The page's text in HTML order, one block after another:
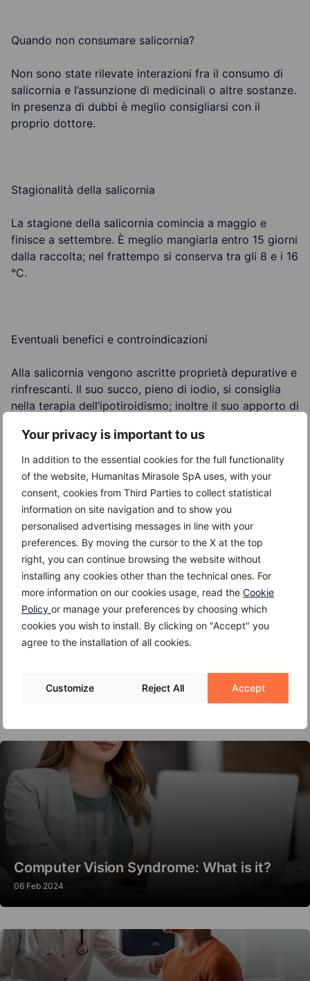
Your privacy is important to us
In addition to the essential cookies for the full functionality
of the website, Humanitas Mirasole SpA uses, with your
consent, cookies from Third Parties to collect statistical
information on site navigation and to show you
personalised advertising messages in line with your
preferences. By moving the cursor to the X at the top
right, you can continue browsing the website without
installing any cookies other than the technical ones. For
more information on our cookies usage, read the Cookie
Policy or manage your preferences by choosing which
cookies you wish to install. By clicking on "Accept" you
agree to the installation of all cookies.
Customize Reject All Accept
Quando non consumare salicornia?
Non sono state rilevate interazioni fra il consumo di
salicornia e l’assunzione di medicinali o altre sostanze.
In presenza di dubbi è meglio consigliarsi con il
proprio dottore.
Stagionalità della salicornia
La stagione della salicornia comincia a maggio e
finisce a settembre. È meglio mangiarla entro 15 giorni
dalla raccolta; nel frattempo si conserva tra gli 8 e i 16
°C.
Eventuali benefici e controindicazioni
Alla salicornia vengono ascritte proprietà depurative e
rinfrescanti. Il suo succo, pieno di iodio, si consiglia
nella terapia dell’ipotiroidismo; inoltre il suo apporto di
Il sapore della salicornia è già salato di suo. Questa
particolarità può essere sfruttata per non aggiungere
altro sale durante la sua preparazione, in maniera da
non avere un apporto troppo alto di sodio con
l’alimentazione.
Disclaimer
Le informazioni riportate sono solo indicazioni
generali e non soppiantano in nessuna maniera
sana e bilanciata è sempre meglio fare affidamento sui
consigli del proprio medico curante o di un esperto
Computer Vision Syndrome: What is it?
06 Feb 2024